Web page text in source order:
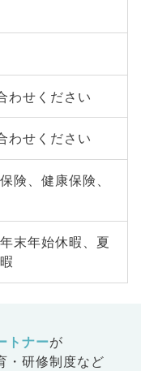
わせください
わせください
険、健康保険、
末年始休暇、夏
トナーが
・研修制度など